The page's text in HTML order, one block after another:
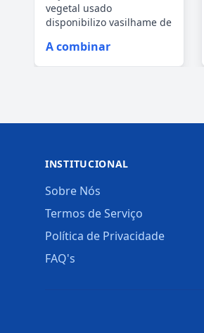
vegetal usado
disponibilizo vasilhame de
A combinar
INSTITUCIONAL
Sobre Nós
Termos de Serviço
Política de Privacidade
FAQ's